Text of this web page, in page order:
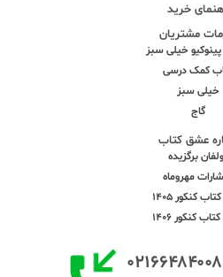
خرید
مشتریان
خیلی سبز
کمک درسی
خیلی سبز
گاج
عشق کتاب
برگزیده
مهروماه
کنکور 1405
کنکور 1406
۰۲۱۶۶۴۸۴۰۰۸